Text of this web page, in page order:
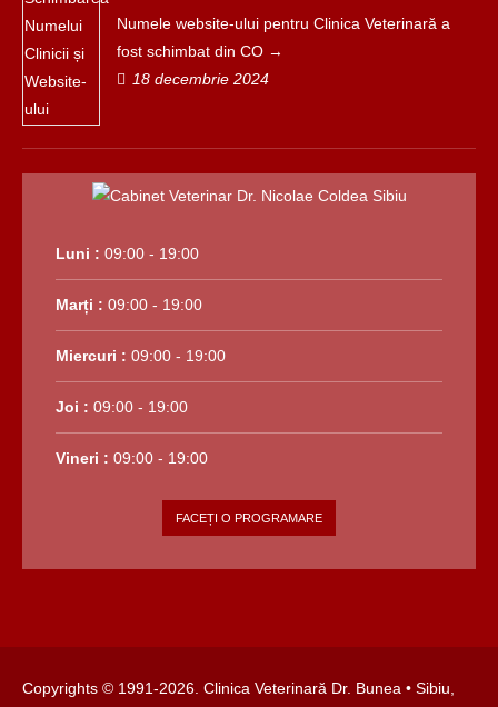
Numele website-ului pentru Clinica Veterinară a
fost schimbat din CO
18 decembrie 2024
Luni : 09:00 - 19:00
Marți : 09:00 - 19:00
Miercuri : 09:00 - 19:00
Joi : 09:00 - 19:00
Vineri : 09:00 - 19:00
FACEȚI O PROGRAMARE
Copyrights © 1991-2026. Clinica Veterinară Dr. Bunea • Sibiu,